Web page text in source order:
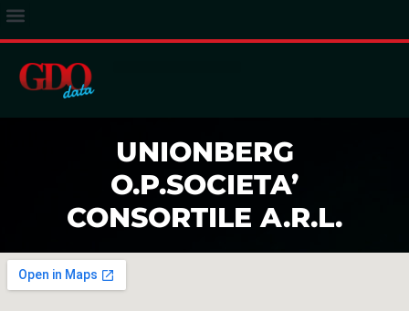
UNIONBERG
O.P.SOCIETA’
CONSORTILE A.R.L.